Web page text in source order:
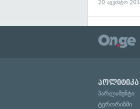
20 აგვისტო
პოლიტიკა
პარლამენტი
ტერორიზმი